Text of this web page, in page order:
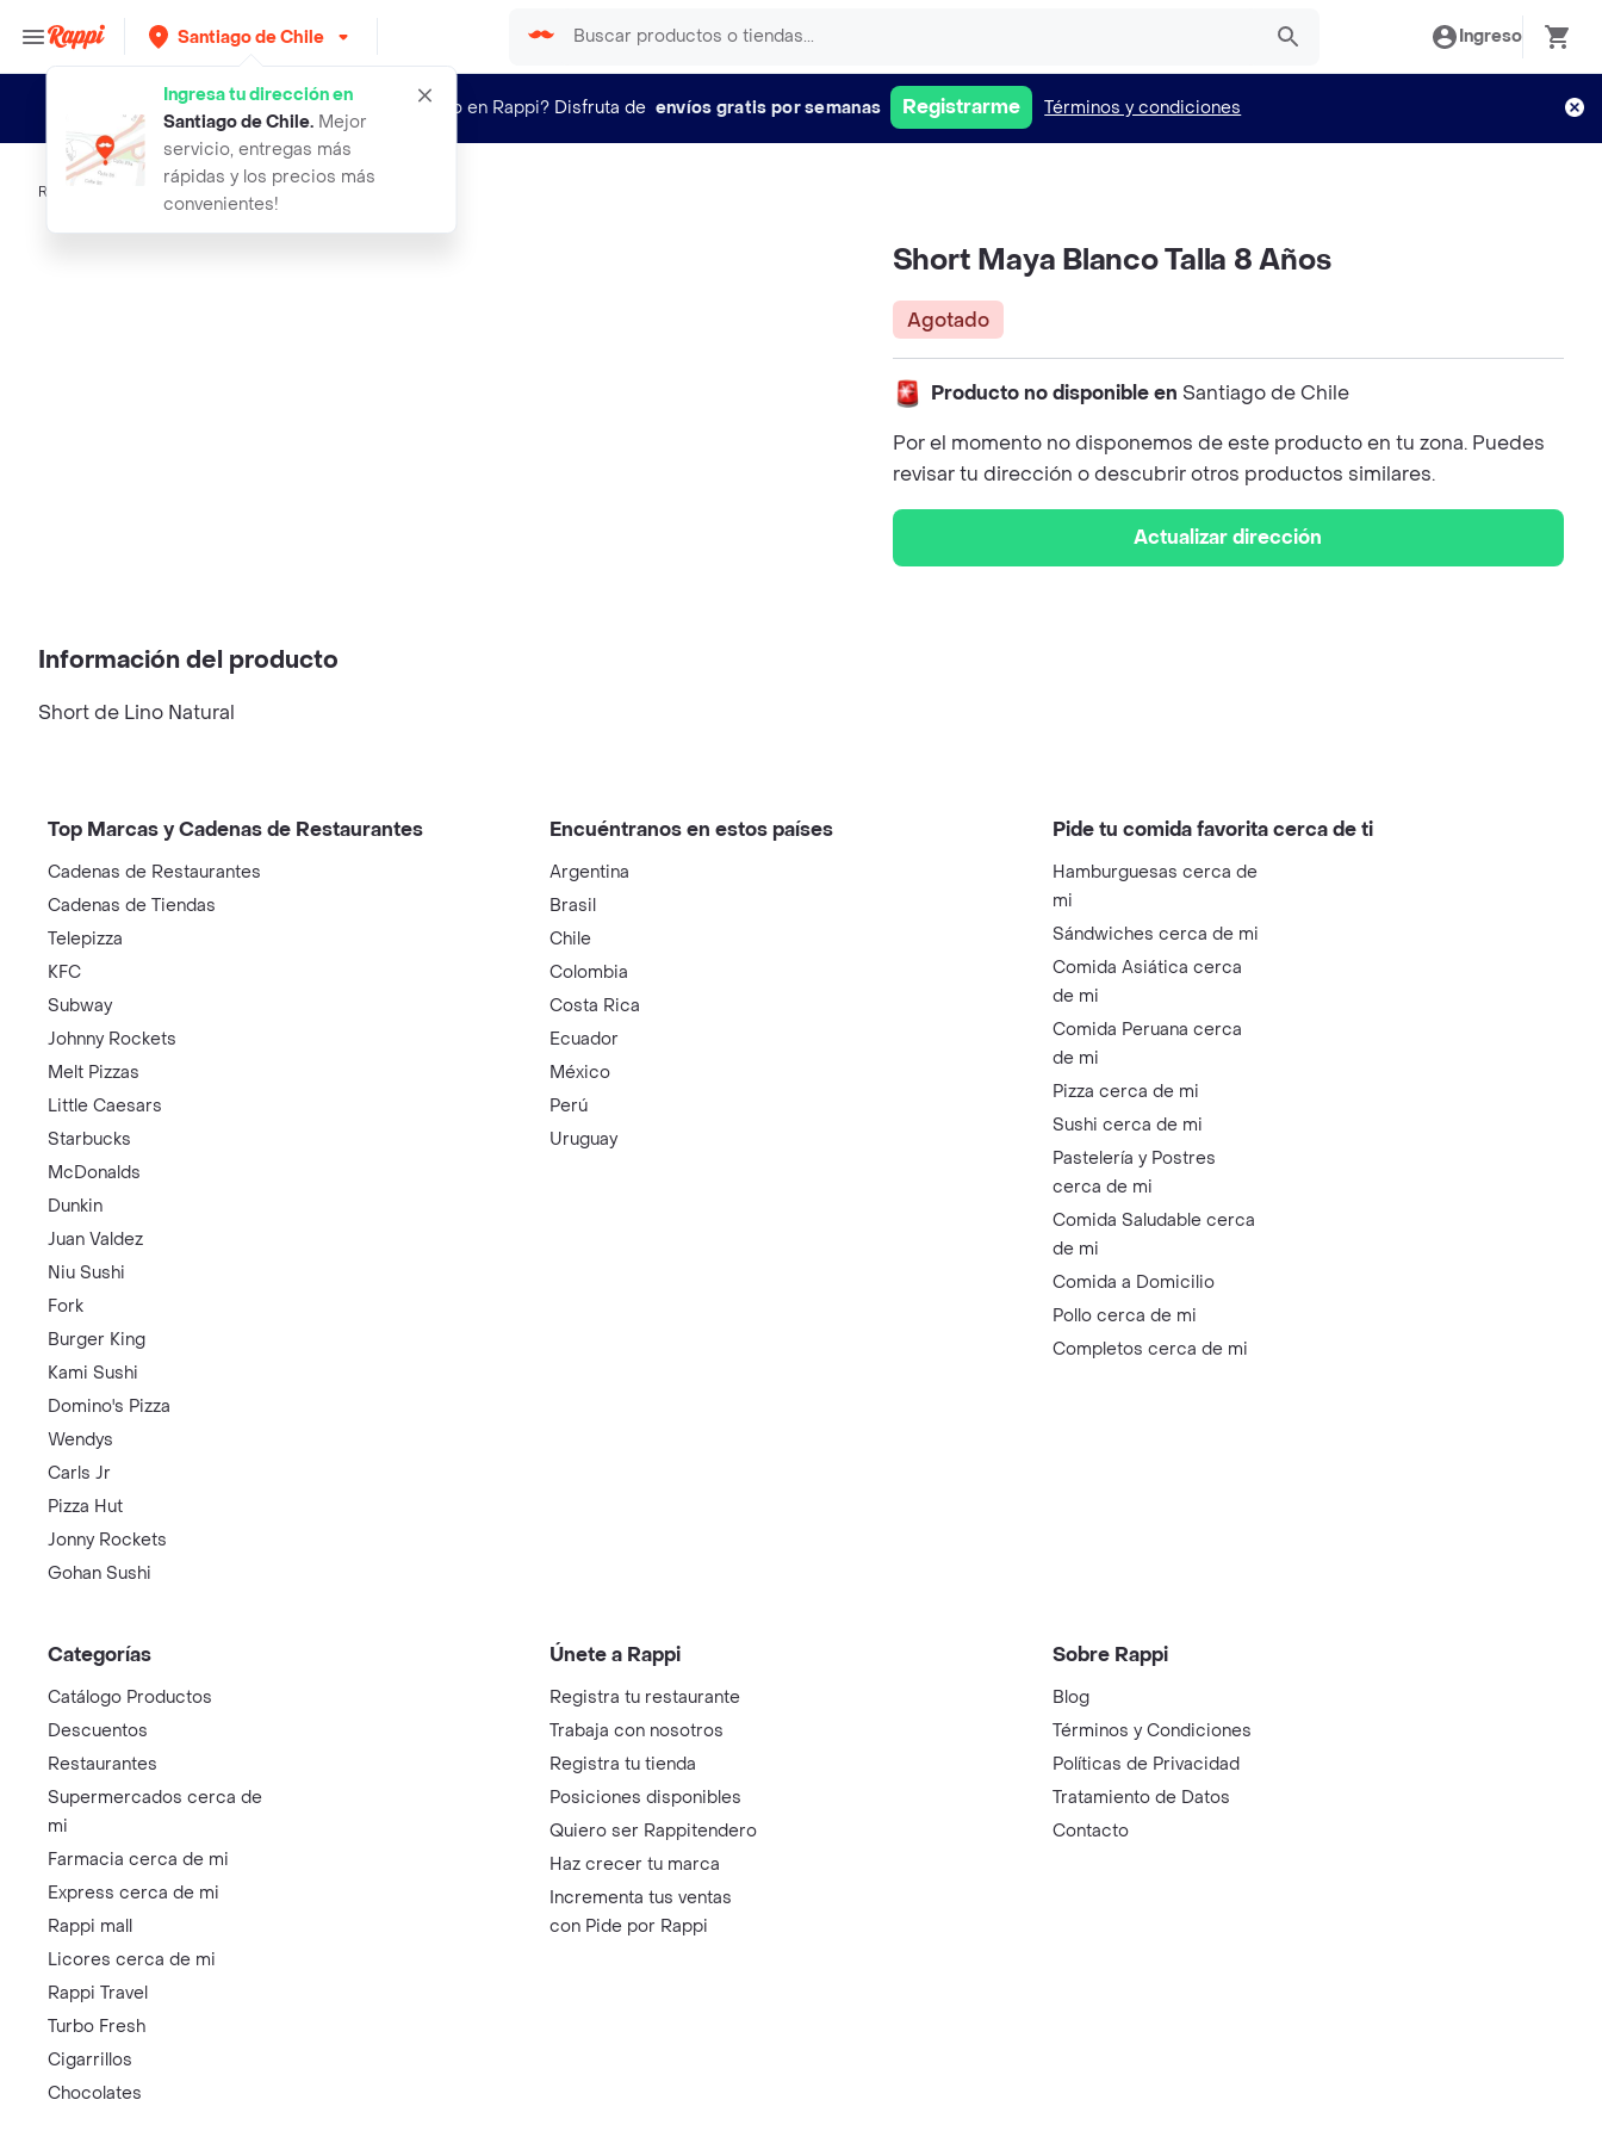
Santiago de Chile
Ingresa tu dirección en
Santiago de Chile. Mejor
servicio, entregas más
rápidas y los precios más
convenientes!
Ingreso
¿Nuevo en Rappi? Disfruta de envíos gratis por semanas Registrarme Términos y condiciones
Rappi short maya blanco talla 8 anos
Short Maya Blanco Talla 8 Años
Agotado
Producto no disponible en Santiago de Chile
Por el momento no disponemos de este producto en tu zona. Puedes
revisar tu dirección o descubrir otros productos similares.
Actualizar dirección
Información del producto
Short de Lino Natural
Top Marcas y Cadenas de Restaurantes
Cadenas de Restaurantes
Cadenas de Tiendas
Telepizza
KFC
Subway
Johnny Rockets
Melt Pizzas
Little Caesars
Starbucks
McDonalds
Dunkin
Juan Valdez
Niu Sushi
Fork
Burger King
Kami Sushi
Domino's Pizza
Wendys
Carls Jr
Pizza Hut
Jonny Rockets
Gohan Sushi
Encuéntranos en estos países
Argentina
Brasil
Chile
Colombia
Costa Rica
Ecuador
México
Perú
Uruguay
Pide tu comida favorita cerca de ti
Hamburguesas cerca de
mi
Sándwiches cerca de mi
Comida Asiática cerca
de mi
Comida Peruana cerca
de mi
Pizza cerca de mi
Sushi cerca de mi
Pastelería y Postres
cerca de mi
Comida Saludable cerca
de mi
Comida a Domicilio
Pollo cerca de mi
Completos cerca de mi
Categorías
Catálogo Productos
Descuentos
Restaurantes
Supermercados cerca de
mi
Farmacia cerca de mi
Express cerca de mi
Rappi mall
Licores cerca de mi
Rappi Travel
Turbo Fresh
Cigarrillos
Chocolates
Únete a Rappi
Registra tu restaurante
Trabaja con nosotros
Registra tu tienda
Posiciones disponibles
Quiero ser Rappitendero
Haz crecer tu marca
Incrementa tus ventas
con Pide por Rappi
Sobre Rappi
Blog
Términos y Condiciones
Políticas de Privacidad
Tratamiento de Datos
Contacto